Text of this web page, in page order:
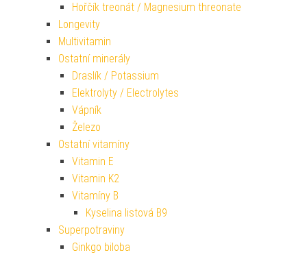
Hořčík treonát / Magnesium threonate
Longevity
Multivitamin
Ostatní minerály
Draslík / Potassium
Elektrolyty / Electrolytes
Vápník
Železo
Ostatní vitamíny
Vitamin E
Vitamin K2
Vitamíny B
Kyselina listová B9
Superpotraviny
Ginkgo biloba